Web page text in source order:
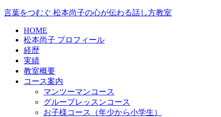
言葉をつむぐ 松本尚子の心が伝わる話し方教室
HOME
松本尚子 プロフィール
経歴
実績
教室概要
コース案内
マンツーマンコース
グループレッスンコース
お子様コース（年少から小学生）